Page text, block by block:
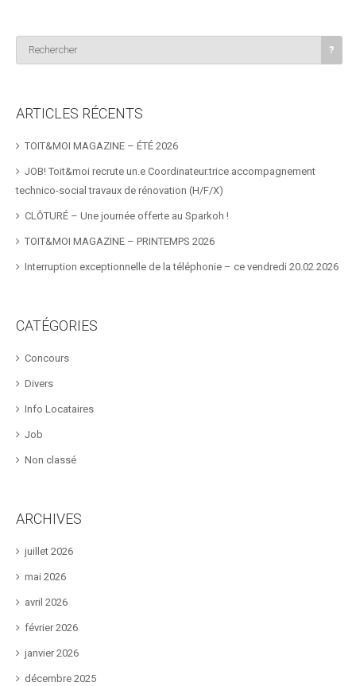
ARTICLES RÉCENTS
TOIT&MOI MAGAZINE – ÉTÉ 2026
JOB! Toit&moi recrute un.e Coordinateur.trice accompagnement
technico-social travaux de rénovation (H/F/X)
CLÔTURÉ – Une journée offerte au Sparkoh !
TOIT&MOI MAGAZINE – PRINTEMPS 2026
Interruption exceptionnelle de la téléphonie – ce vendredi 20.02.2026
CATÉGORIES
Concours
Divers
Info Locataires
Job
Non classé
ARCHIVES
juillet 2026
mai 2026
avril 2026
février 2026
janvier 2026
décembre 2025